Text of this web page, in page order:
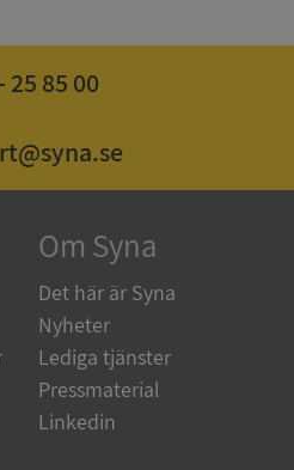
25 85 00
Om Syna
Det här är Syna
Nyheter
Lediga tjänster
Pressmaterial
Linkedin
Microsoft
Corporation
de.syna.se